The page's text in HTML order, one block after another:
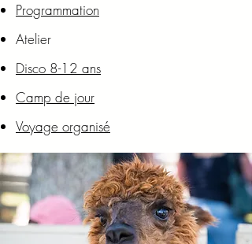
Programmation
Atelier
Disco 8-12 ans
Camp de jour
Voyage organisé